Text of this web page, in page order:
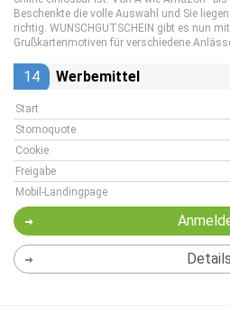
Beschenkte die volle Auswahl und Sie
richtig. WUNSCHGUTSCHEIN gibt es nun
Grußkartenmotiven für verschiedene
14 Werbemittel
Start
Stornoquote
Cookie
Freigabe
Mobil-Landingpage
Details